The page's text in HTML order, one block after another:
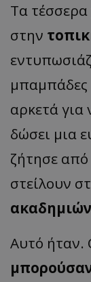
Tα
στην
μπαμπάδες
αρκετά για
δώσει μια
ζήτησε από
στείλουν
Αυτό ήταν.